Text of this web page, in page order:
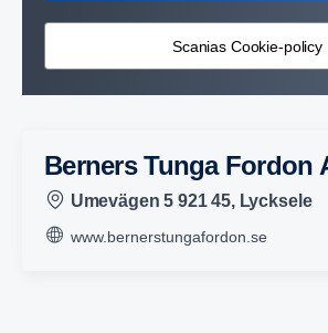
Scanias Cookie-policy
Berners Tunga Fordon
Umevägen 5 921 45, Lycksele
www.bernerstungafordon.se